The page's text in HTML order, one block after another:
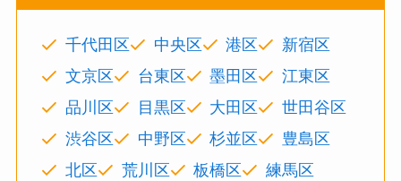
千代田区 中央区 港区
新宿区
文京区
台東区 墨田区
江東区
品川区
目黒区 大田区
世田谷区
渋谷区
中野区 杉並区
豊島区
北区
荒川区 板橋区
練馬区